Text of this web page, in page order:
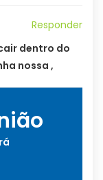
Responder
dentro do
nossa ,